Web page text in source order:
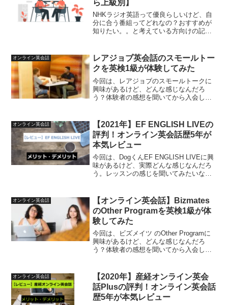
ら上級別】
NHKラジオ英語って優良らしいけど、自
分に合う番組ってどれなの？おすすめが
知りたい。。と考えている方向けの記事
れらは非常に優良な英語教材であり、初
心者から上級者まで幅...
オンライン英会話
レアジョブ英会話のスモールトー
クを英検1級が体験してみた
今回は、レアジョブのスモールトークに
興味があるけど、どんな感じなんだろ
う？体験者の感想を聞いてから入会した
受講してきましたので、その感想を伝え
ていきたいと思います。私は...
オンライン英会話
【2021年】EF ENGLISH LIVEの
評判！オンライン英会話歴5年が
本気レビュー
今回は、DogくんEF ENGLISH LIVEに興
味があるけど、実際どんな感じなんだろ
う。レッスンの感じを聞いてみたいな。
事では、EF ENGLISH ...
オンライン英会話
【オンライン英会話】Bizmates
のOther Programを英検1級が体
験してみた
今回は、ビズメイツ のOther Programに
興味があるけど、どんな感じなんだろ
う？体験者の感想を聞いてから入会した
Other Programを1ヵ月間受講してきま...
オンライン英会話
【2020年】産経オンライン英会
話Plusの評判！オンライン英会話
歴5年が本気レビュー